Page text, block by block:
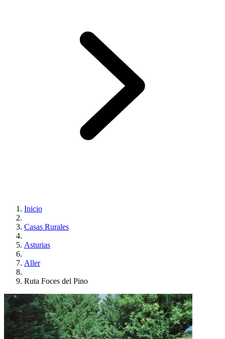
Inicio
Casas Rurales
Asturias
Aller
Ruta Foces del Pino